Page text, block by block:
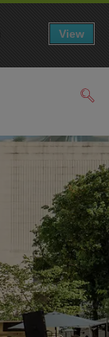
す
View